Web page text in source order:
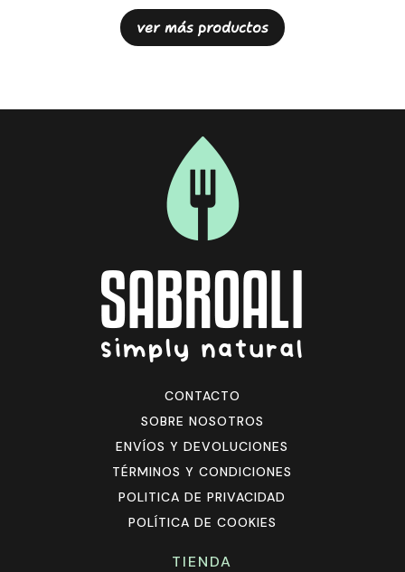
ver más productos
CONTACTO
SOBRE NOSOTROS
ENVÍOS Y DEVOLUCIONES
TÉRMINOS Y CONDICIONES
POLITICA DE PRIVACIDAD
POLÍTICA DE COOKIES
TIENDA